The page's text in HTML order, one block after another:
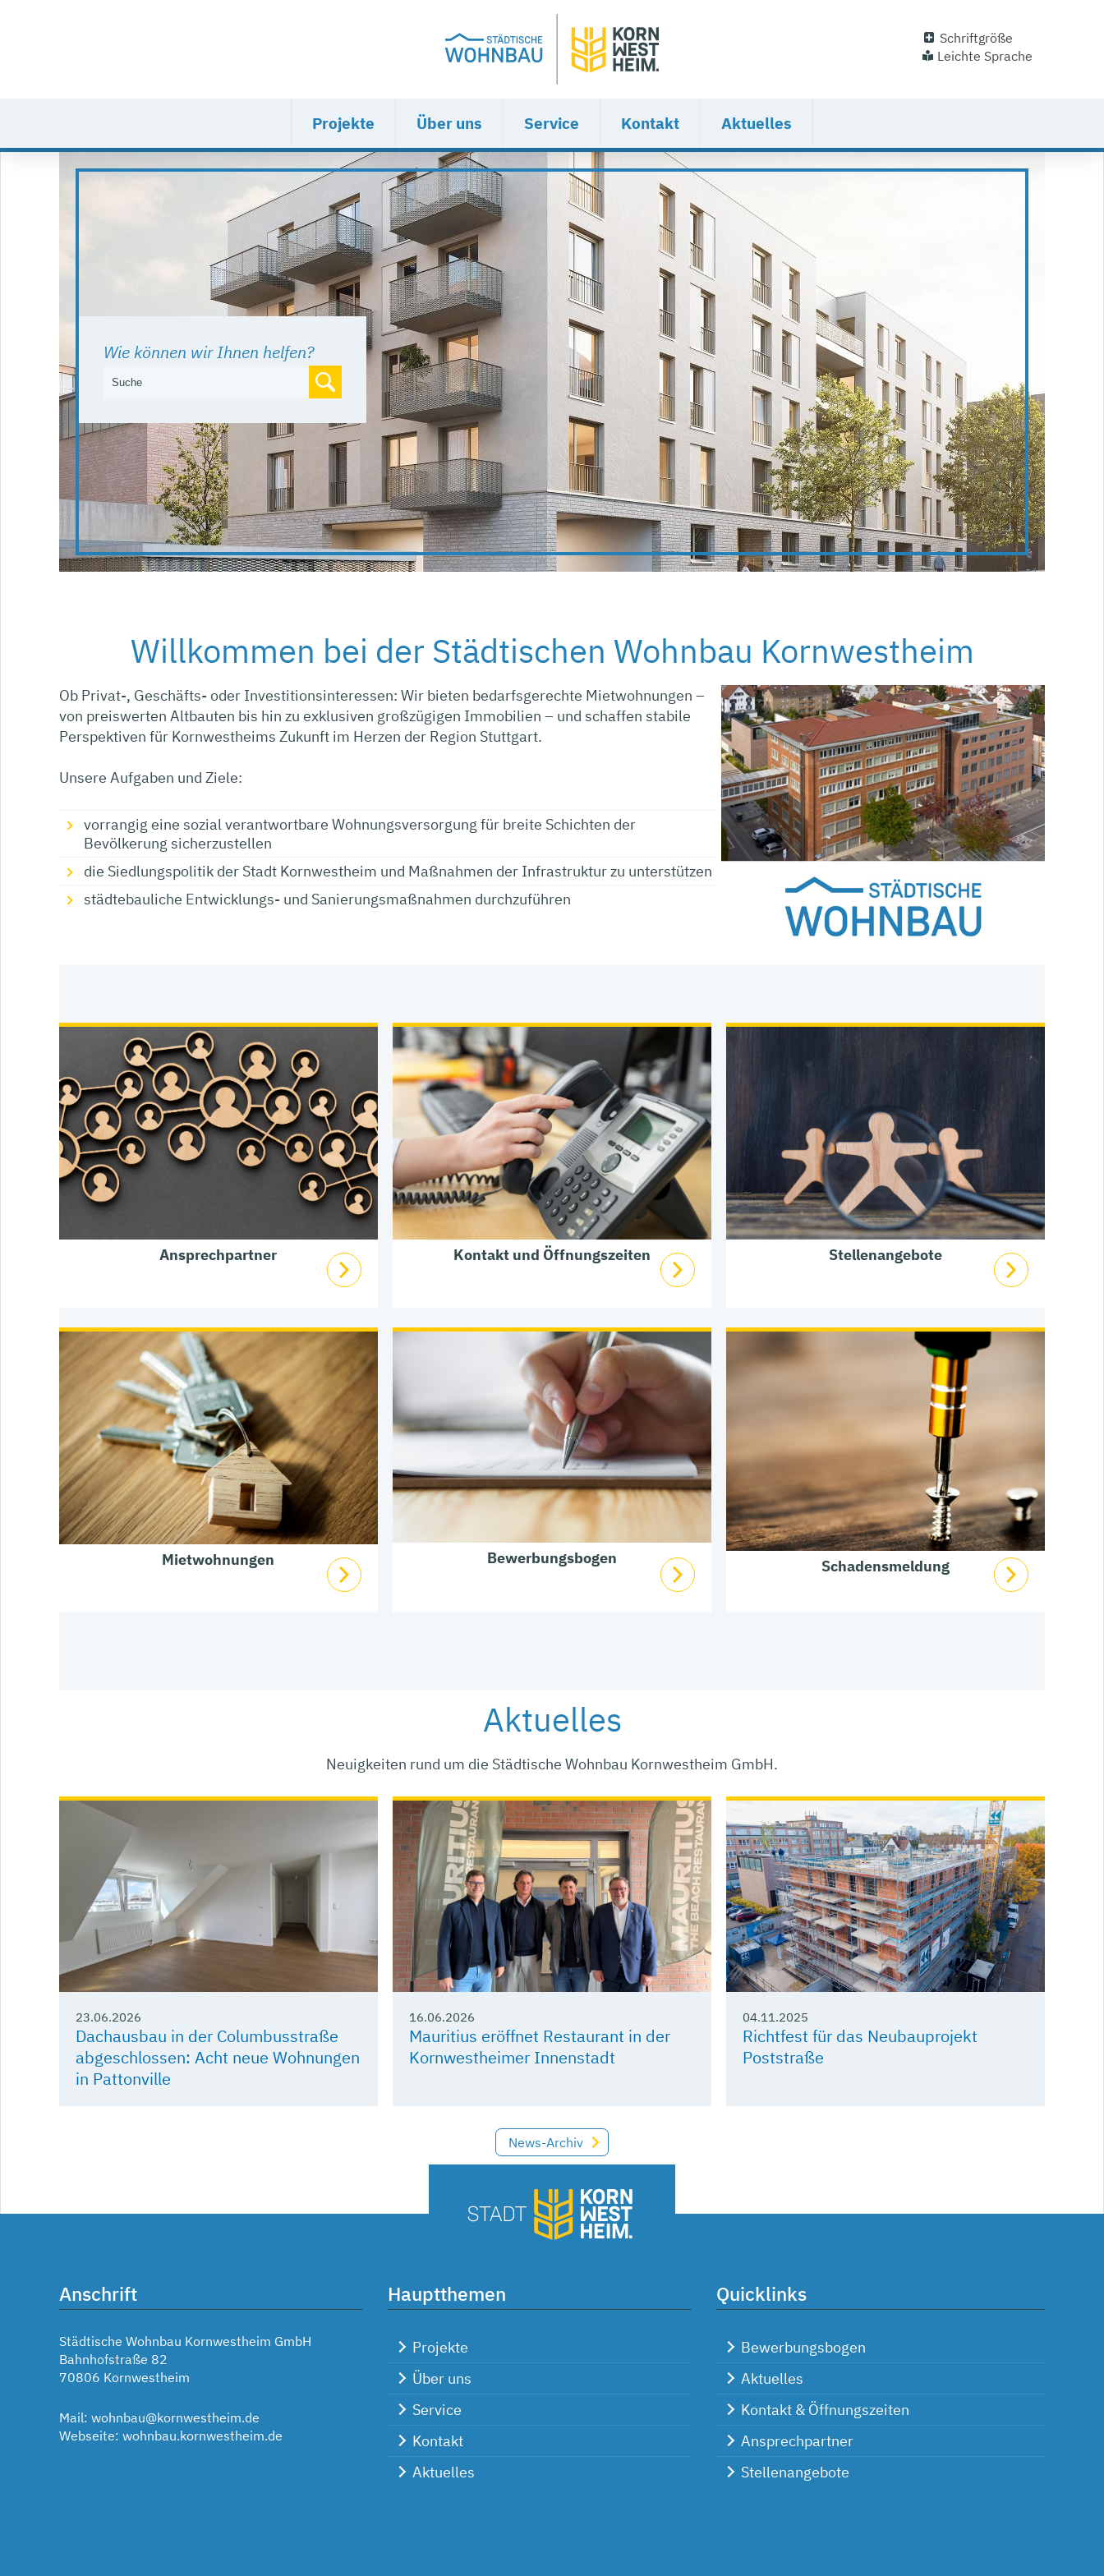
Schriftgröße
Leichte Sprache
Projekte Über uns Service Kontakt Aktuelles
Wie können wir Ihnen helfen?
Willkommen bei der Städtischen Wohnbau Kornwestheim
Ob Privat-, Geschäfts- oder Investitionsinteressen: Wir bieten bedarfsgerechte Mietwohnungen –
von preiswerten Altbauten bis hin zu exklusiven großzügigen Immobilien – und schaffen stabile
Perspektiven für Kornwestheims Zukunft im Herzen der Region Stuttgart.
Unsere Aufgaben und Ziele:
vorrangig eine sozial verantwortbare Wohnungsversorgung für breite Schichten der
Bevölkerung sicherzustellen
die Siedlungspolitik der Stadt Kornwestheim und Maßnahmen der Infrastruktur zu unterstützen
städtebauliche Entwicklungs- und Sanierungsmaßnahmen durchzuführen
Ansprechpartner Kontakt und Öffnungszeiten Stellenangebote
Mietwohnungen Bewerbungsbogen Schadensmeldung
Aktuelles
Neuigkeiten rund um die Städtische Wohnbau Kornwestheim GmbH.
23.06.2026
Dachausbau in der Columbusstraße
abgeschlossen: Acht neue Wohnungen
in Pattonville
16.06.2026
Mauritius eröffnet Restaurant in der
Kornwestheimer Innenstadt
04.11.2025
Richtfest für das Neubauprojekt
Poststraße
News-Archiv
Anschrift
Städtische Wohnbau Kornwestheim GmbH
Bahnhofstraße 82
70806 Kornwestheim
Mail: wohnbau@kornwestheim.de
Webseite: wohnbau.kornwestheim.de
Hauptthemen
Projekte
Über uns
Service
Kontakt
Aktuelles
Quicklinks
Bewerbungsbogen
Aktuelles
Kontakt & Öffnungszeiten
Ansprechpartner
Stellenangebote